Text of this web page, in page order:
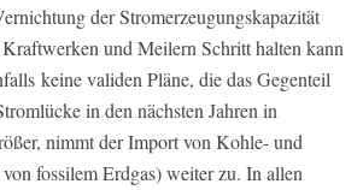
der Stromerzeugungskapazität
und Meilern Schritt halten kann
keine validen Pläne, die das Gegenteil
in den nächsten Jahren in
nimmt der Import von Kohle- und
fossilem Erdgas) weiter zu. In allen